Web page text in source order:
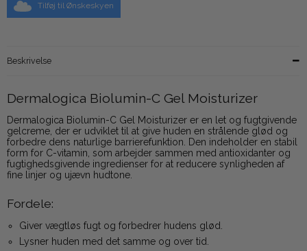
Tilføj til Ønskeskyen
Beskrivelse
Dermalogica Biolumin-C Gel Moisturizer
Dermalogica Biolumin-C Gel Moisturizer er en let og fugtgivende
gelcreme, der er udviklet til at give huden en strålende glød og
forbedre dens naturlige barrierefunktion. Den indeholder en stabil
form for C-vitamin, som arbejder sammen med antioxidanter og
fugtighedsgivende ingredienser for at reducere synligheden af
fine linjer og ujævn hudtone.
Fordele:
Giver vægtløs fugt og forbedrer hudens glød.
Lysner huden med det samme og over tid.